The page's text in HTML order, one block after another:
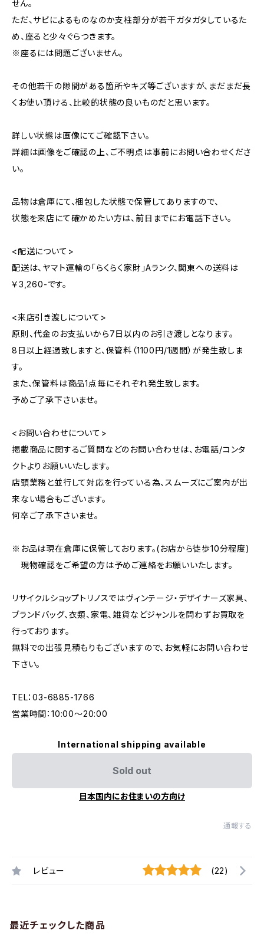
せん。
ただ、サビによるものなのか支柱部分が若干ガタガタしているた
め、座ると少々ぐらつきます。
※座るには問題ございません。
その他若干の隙間がある箇所やキズ等ございますが、まだまだ長
くお使い頂ける、比較的状態の良いものだと思います。
詳しい状態は画像にてご確認下さい。
詳細は画像をご確認の上、ご不明点は事前にお問い合わせくださ
い。
品物は倉庫にて、梱包した状態で保管してありますので、
状態を来店にて確かめたい方は、前日までにお電話下さい。
<配送について>
配送は、ヤマト運輸の「らくらく家財」Aランク、関東への送料は
￥3,260-です。
<来店引き渡しについて>
原則、代金のお支払いから7日以内のお引き渡しとなります。
8日以上経過致しますと、保管料（1100円/1週間）が発生致しま
す。
また、保管料は商品1点毎にそれぞれ発生致します。
予めご了承下さいませ。
<お問い合わせについて>
掲載商品に関するご質問などのお問い合わせは、お電話/コンタ
クトよりお願いいたします。
店頭業務と並行して対応を行っている為、スムーズにご案内が出
来ない場合もございます。
何卒ご了承下さいませ。
※お品は現在倉庫に保管しております。(お店から徒歩10分程度)
現物確認をご希望の方は予めご連絡をお願いいたします。
リサイクルショップトリノスではヴィンテージ・デザイナーズ家具、
ブランドバッグ、衣類、家電、雑貨などジャンルを問わずお買取を
行っております。
無料での出張見積もりもございますので、お気軽にお問い合わせ
下さい。
TEL：03-6885-1766
営業時間：10:00〜20:00
International shipping available
Sold out
日本国内にお住まいの方向け
通報する
レビュー (22)
最近チェックした商品